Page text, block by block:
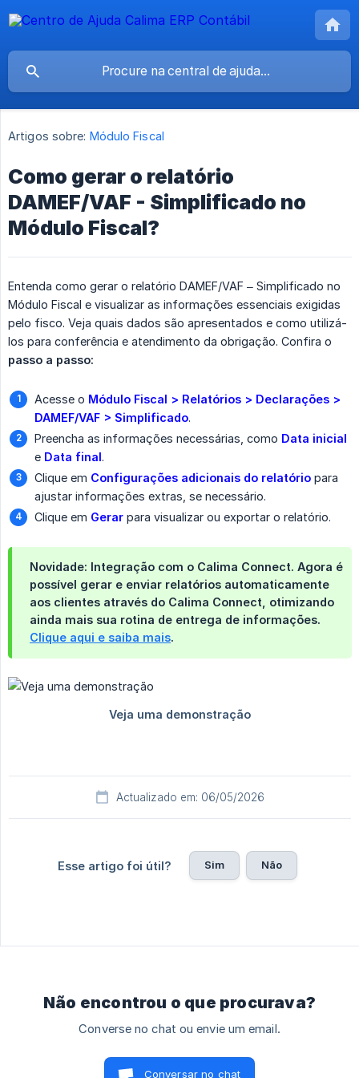
Artigos sobre: Módulo Fiscal
Como gerar o relatório
DAMEF/VAF - Simplificado no
Módulo Fiscal?
Entenda como gerar o relatório DAMEF/VAF – Simplificado no
Módulo Fiscal e visualizar as informações essenciais exigidas
pelo fisco. Veja quais dados são apresentados e como utilizá-
los para conferência e atendimento da obrigação. Confira o
passo a passo:
Acesse o Módulo Fiscal > Relatórios > Declarações >
DAMEF/VAF > Simplificado.
Preencha as informações necessárias, como Data inicial
e Data final.
Clique em Configurações adicionais do relatório para
ajustar informações extras, se necessário.
Clique em Gerar para visualizar ou exportar o relatório.
Novidade: Integração com o Calima Connect. Agora é
possível gerar e enviar relatórios automaticamente
aos clientes através do Calima Connect , otimizando
ainda mais sua rotina de entrega de informações.
Clique aqui e saiba mais.
Actualizado em: 06/05/2026
Esse artigo foi útil? Sim Não
Não encontrou o que procurava?
Converse no chat ou envie um email.
Conversar no chat